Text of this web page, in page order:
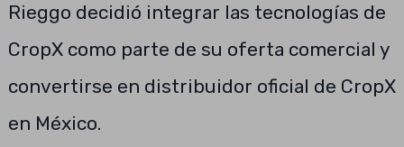
Rieggo decidió integrar las tecnologías de
CropX como parte de su oferta comercial y
convertirse en distribuidor oficial de CropX
en México.